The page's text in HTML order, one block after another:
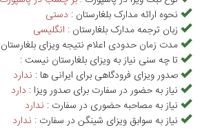
بلغارستان علاءالدین تراول به شما تور
مراحل اخذ ویزای توریستی بلغارستان آگاه شوید.
نحوه ارائه مدارک بلغارستان : دستی
زبان ترجمه مدارک بلغارستان : انگلیسی
مدت زمان حدودی اعلام نتیجه ویزای
تا چه سنی نیاز به ویزای بلغارستان نیست :
صدور ویزای فرودگاهی برای ایرانی ها : ندارد
نیاز به حضور در سفارت برای صدور ویزا : دارد
نیاز به مصاحبه حضوری در سفارت : ندارد
نیاز به سوابق ویزای شینگن در سفارت : ندارد